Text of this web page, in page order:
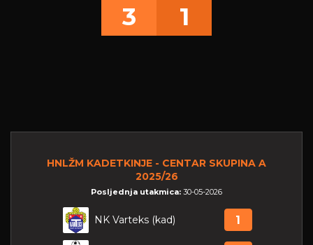
3 1
HNLŽM KADETKINJE - CENTAR SKUPINA A
2025/26
Posljednja utakmica: 30-05-2026
NK Varteks (kad) 1